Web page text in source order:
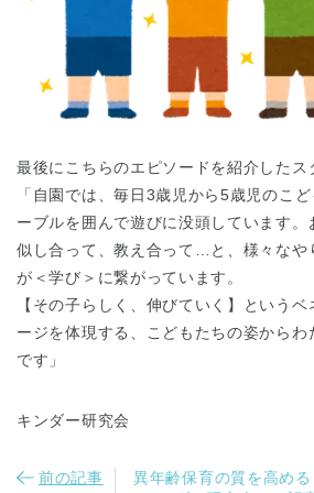
神奈川県
千葉県
最後にこちらのエピソードを紹介したス
「自園では、毎日3歳児から5歳児のこ
ーブルを囲んで遊びに没頭しています
似し合って、教え合って…と、様々なや
が＜学び＞に繋がっています。
【その子らしく、伸びていく】という
ージを体現する、こどもたちの姿から
です」
キンダー研究会
前の記事
異年齢保育の質を高める